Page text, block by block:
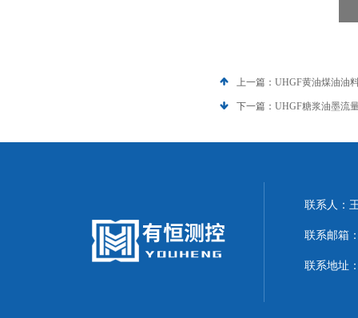
上一篇： UHGF黄油煤油油
下一篇： UHGF糖浆油墨流
联系人：
联系邮箱
联系地址